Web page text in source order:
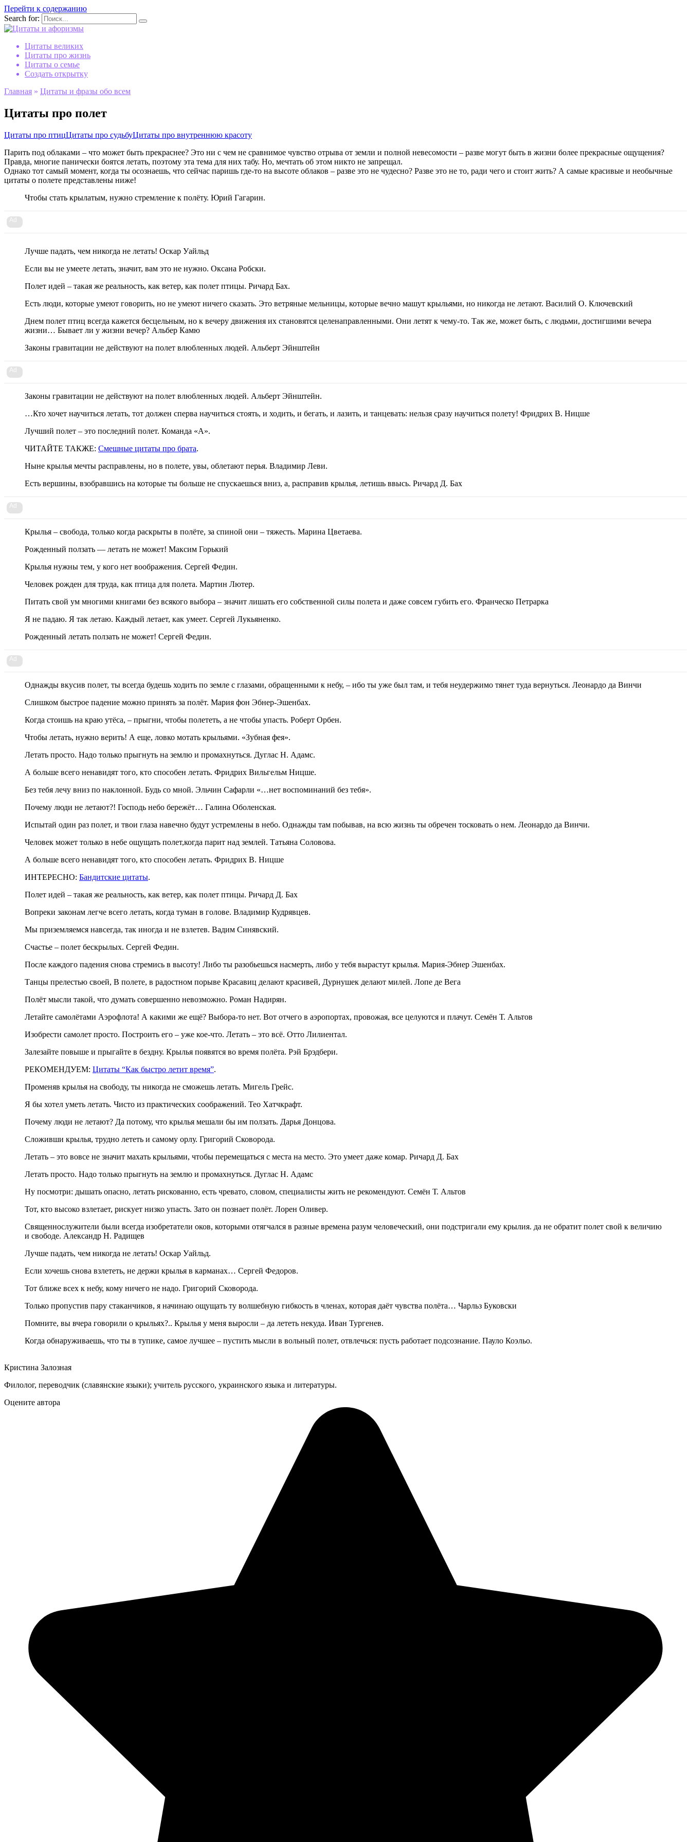
Перейти к содержанию
Search for:
Цитаты великих
Цитаты про жизнь
Цитаты о семье
Создать открытку
Главная » Цитаты и фразы обо всем
Цитаты про полет
Цитаты про птицЦитаты про судьбуЦитаты про внутреннюю красоту
Парить под облаками – что может быть прекраснее? Это ни с чем не сравнимое чувство отрыва от земли и полной невесомости – разве могут быть в жизни более прекрасные ощущения?
Правда, многие панически боятся летать, поэтому эта тема для них табу. Но, мечтать об этом никто не запрещал.
Однако тот самый момент, когда ты осознаешь, что сейчас паришь где-то на высоте облаков – разве это не чудесно? Разве это не то, ради чего и стоит жить? А самые красивые и необычные
цитаты о полете представлены ниже!
Чтобы стать крылатым, нужно стремление к полёту. Юрий Гагарин.
Ad
Лучше падать, чем никогда не летать! Оскар Уайльд
Если вы не умеете летать, значит, вам это не нужно. Оксана Робски.
Полет идей – такая же реальность, как ветер, как полет птицы. Ричард Бах.
Есть люди, которые умеют говорить, но не умеют ничего сказать. Это ветряные мельницы, которые вечно машут крыльями, но никогда не летают. Василий О. Ключевский
Днем полет птиц всегда кажется бесцельным, но к вечеру движения их становятся целенаправленными. Они летят к чему-то. Так же, может быть, с людьми, достигшими вечера
жизни… Бывает ли у жизни вечер? Альбер Камю
Законы гравитации не действуют на полет влюбленных людей. Альберт Эйнштейн
Ad
Законы гравитации не действуют на полет влюбленных людей. Альберт Эйнштейн.
…Кто хочет научиться летать, тот должен сперва научиться стоять, и ходить, и бегать, и лазить, и танцевать: нельзя сразу научиться полету! Фридрих В. Ницше
Лучший полет – это последний полет. Команда «А».
ЧИТАЙТЕ ТАКЖЕ: Смешные цитаты про брата.
Ныне крылья мечты расправлены, но в полете, увы, облетают перья. Владимир Леви.
Есть вершины, взобравшись на которые ты больше не спускаешься вниз, а, расправив крылья, летишь ввысь. Ричард Д. Бах
Ad
Крылья – свобода, только когда раскрыты в полёте, за спиной они – тяжесть. Марина Цветаева.
Рожденный ползать — летать не может! Максим Горький
Крылья нужны тем, у кого нет воображения. Сергей Федин.
Человек рожден для труда, как птица для полета. Мартин Лютер.
Питать свой ум многими книгами без всякого выбора – значит лишать его собственной силы полета и даже совсем губить его. Франческо Петрарка
Я не падаю. Я так летаю. Каждый летает, как умеет. Сергей Лукьяненко.
Рожденный летать ползать не может! Сергей Федин.
Ad
Однажды вкусив полет, ты всегда будешь ходить по земле с глазами, обращенными к небу, – ибо ты уже был там, и тебя неудержимо тянет туда вернуться. Леонардо да Винчи
Слишком быстрое падение можно принять за полёт. Мария фон Эбнер-Эшенбах.
Когда стоишь на краю утёса, – прыгни, чтобы полететь, а не чтобы упасть. Роберт Орбен.
Чтобы летать, нужно верить! А еще, ловко мотать крыльями. «Зубная фея».
Летать просто. Надо только прыгнуть на землю и промахнуться. Дуглас Н. Адамс.
А больше всего ненавидят того, кто способен летать. Фридрих Вильгельм Ницше.
Без тебя лечу вниз по наклонной. Будь со мной. Эльчин Сафарли «…нет воспоминаний без тебя».
Почему люди не летают?! Господь небо бережёт… Галина Оболенская.
Испытай один раз полет, и твои глаза навечно будут устремлены в небо. Однажды там побывав, на всю жизнь ты обречен тосковать о нем. Леонардо да Винчи.
Человек может только в небе ощущать полет,когда парит над землей. Татьяна Соловова.
А больше всего ненавидят того, кто способен летать. Фридрих В. Ницше
ИНТЕРЕСНО: Бандитские цитаты.
Полет идей – такая же реальность, как ветер, как полет птицы. Ричард Д. Бах
Вопреки законам легче всего летать, когда туман в голове. Владимир Кудрявцев.
Мы приземляемся навсегда, так иногда и не взлетев. Вадим Синявский.
Счастье – полет бескрылых. Сергей Федин.
После каждого падения снова стремись в высоту! Либо ты разобьешься насмерть, либо у тебя вырастут крылья. Мария-Эбнер Эшенбах.
Танцы прелестью своей, В полете, в радостном порыве Красавиц делают красивей, Дурнушек делают милей. Лопе де Вега
Полёт мысли такой, что думать совершенно невозможно. Роман Надирян.
Летайте самолётами Аэрофлота! А какими же ещё? Выбора-то нет. Вот отчего в аэропортах, провожая, все целуются и плачут. Семён Т. Альтов
Изобрести самолет просто. Построить его – уже кое-что. Летать – это всё. Отто Лилиентал.
Залезайте повыше и прыгайте в бездну. Крылья появятся во время полёта. Рэй Брэдбери.
РЕКОМЕНДУЕМ: Цитаты “Как быстро летит время”.
Променяв крылья на свободу, ты никогда не сможешь летать. Мигель Грейс.
Я бы хотел уметь летать. Чисто из практических соображений. Тео Хатчкрафт.
Почему люди не летают? Да потому, что крылья мешали бы им ползать. Дарья Донцова.
Сложивши крылья, трудно лететь и самому орлу. Григорий Сковорода.
Летать – это вовсе не значит махать крыльями, чтобы перемещаться с места на место. Это умеет даже комар. Ричард Д. Бах
Летать просто. Надо только прыгнуть на землю и промахнуться. Дуглас Н. Адамс
Ну посмотри: дышать опасно, летать рискованно, есть чревато, словом, специалисты жить не рекомендуют. Семён Т. Альтов
Тот, кто высоко взлетает, рискует низко упасть. Зато он познает полёт. Лорен Оливер.
Священнослужители были всегда изобретатели оков, которыми отягчался в разные времена разум человеческий, они подстригали ему крылия. да не обратит полет свой к величию
и свободе. Александр Н. Радищев
Лучше падать, чем никогда не летать! Оскар Уайльд.
Если хочешь снова взлететь, не держи крылья в карманах… Сергей Федоров.
Тот ближе всех к небу, кому ничего не надо. Григорий Сковорода.
Только пропустив пару стаканчиков, я начинаю ощущать ту волшебную гибкость в членах, которая даёт чувства полёта… Чарльз Буковски
Помните, вы вчера говорили о крыльях?.. Крылья у меня выросли – да лететь некуда. Иван Тургенев.
Когда обнаруживаешь, что ты в тупике, самое лучшее – пустить мысли в вольный полет, отвлечься: пусть работает подсознание. Пауло Коэльо.
Кристина Залозная
Филолог, переводчик (славянские языки); учитель русского, украинского языка и литературы.
Оцените автора